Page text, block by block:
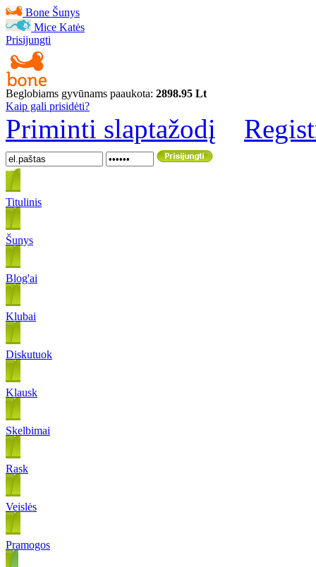
Bone Šunys
Mice Katės
Prisijungti
Beglobiams gyvūnams paaukota: 2898.95 Lt
Kaip gali prisidėti?
Priminti slaptažodį
Titulinis
Šunys
Blog'ai
Klubai
Diskutuok
Klausk
Skelbimai
Rask
Veislės
Pramogos